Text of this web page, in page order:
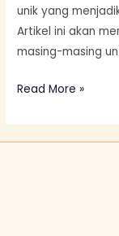
unik yang
Artikel ini akan
masing-masing
Read More »